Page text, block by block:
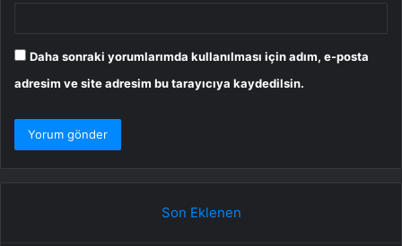
Daha sonraki yorumlarımda kullanılması için adım, e-posta
adresim ve site adresim bu tarayıcıya kaydedilsin.
Son Eklenen